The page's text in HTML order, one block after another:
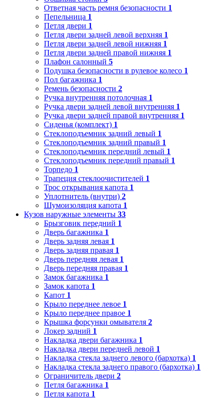
Ответная часть ремня безопасности 1
Пепельница 1
Петля двери 1
Петля двери задней левой верхняя 1
Петля двери задней левой нижняя 1
Петля двери задней правой нижняя 1
Плафон салонный 5
Подушка безопасности в рулевое колесо 1
Пол багажника 1
Ремень безопасности 2
Ручка внутренняя потолочная 1
Ручка двери задней левой внутренняя 1
Ручка двери задней правой внутренняя 1
Сиденья (комплект) 1
Стеклоподъемник задний левый 1
Стеклоподъемник задний правый 1
Стеклоподъемник передний левый 1
Стеклоподъемник передний правый 1
Торпедо 1
Трапеция стеклоочистителей 1
Трос открывания капота 1
Уплотнитель (внутри) 2
Шумоизоляция капота 1
Кузов наружные элементы 33
Брызговик передний 1
Дверь багажника 1
Дверь задняя левая 1
Дверь задняя правая 1
Дверь передняя левая 1
Дверь передняя правая 1
Замок багажника 1
Замок капота 1
Капот 1
Крыло переднее левое 1
Крыло переднее правое 1
Крышка форсунки омывателя 2
Локер задний 1
Накладка двери багажника 1
Накладка двери передней левой 1
Накладка стекла заднего левого (бархотка) 1
Накладка стекла заднего правого (бархотка) 1
Ограничитель двери 2
Петля багажника 1
Петля капота 1